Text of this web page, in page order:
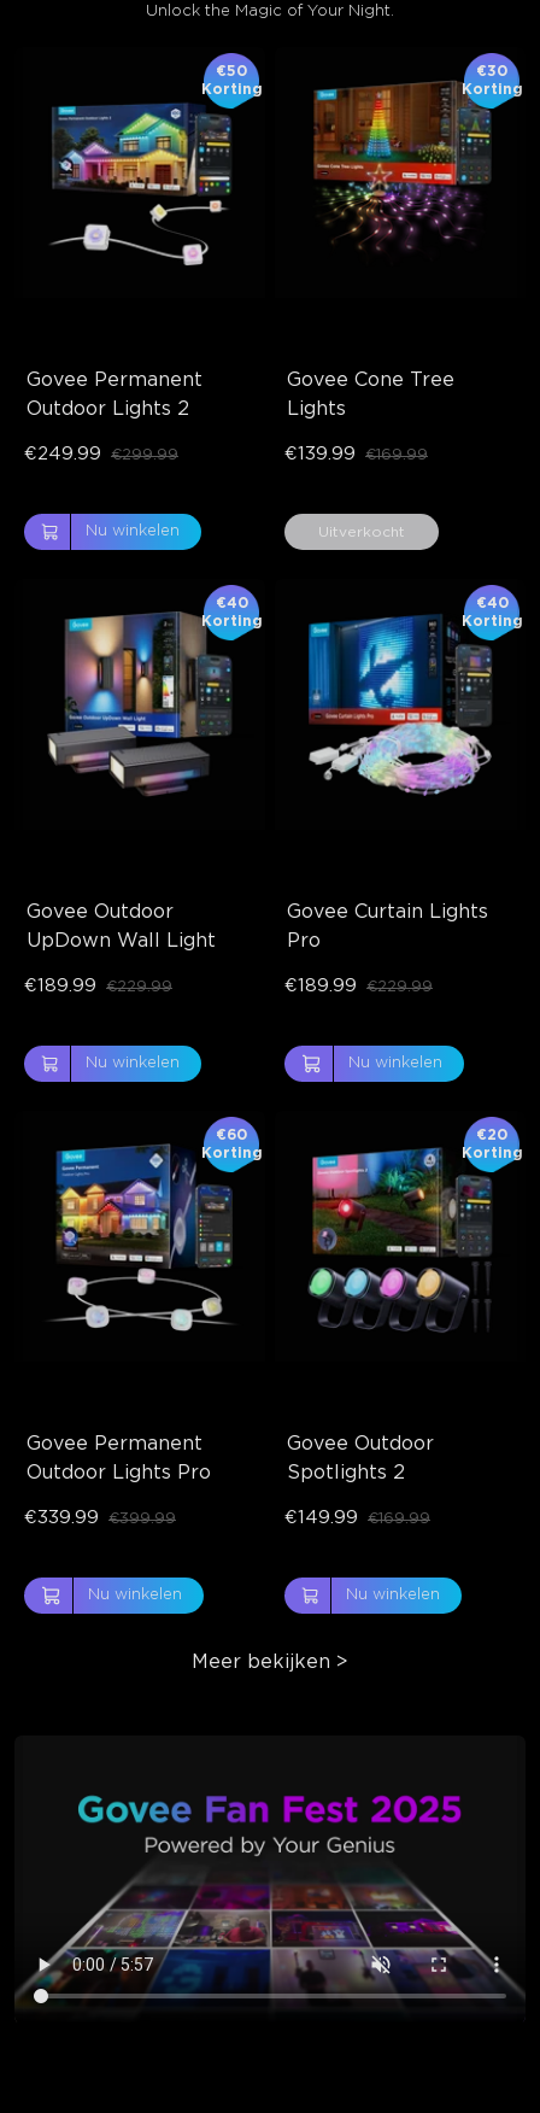
Unlock the Magic of Your Night.
Govee Permanent
Outdoor Lights 2
€50
Korting
€249.99 €299.99
Nu winkelen
Govee Cone Tree
Lights
€30
Korting
€139.99 €169.99
Uitverkocht
Govee Outdoor
UpDown Wall Light
€40
Korting
€189.99 €229.99
Nu winkelen
Govee Curtain Lights
Pro
€40
Korting
€189.99 €229.99
Nu winkelen
Govee Permanent
Outdoor Lights Pro
€60
Korting
€339.99 €399.99
Nu winkelen
Govee Outdoor
Spotlights 2
€20
Korting
€149.99 €169.99
Nu winkelen
Meer bekijken >